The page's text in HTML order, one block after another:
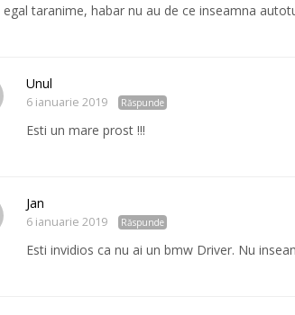
egal taranime, habar nu au de ce inseamna
Unul
6 ianuarie 2019 Răspunde
Esti un mare prost !!!
Jan
6 ianuarie 2019 Răspunde
Esti invidios ca nu ai un bmw Driver. Nu